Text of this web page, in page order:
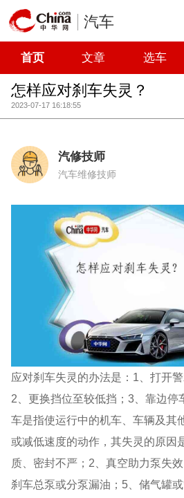
汽车
首页 文章 选车
怎样应对刹车失灵？
2023-07-17 16:18:55
汽修技师
汽车维修技师
应对刹车失灵的办法是：1、打开
2、更换挡位至较低挡；3、靠边停
车是指使运行中的机车、车辆及其
或减低速度的动作，其失灵的原因
质、密封不严；2、真空助力泵失
刹车总泵或分泵漏油；5、储气罐